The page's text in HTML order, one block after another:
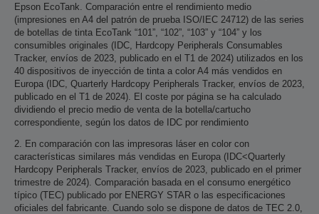
Epson EcoTank. Comparación entre el rendimiento medio
(impresiones en A4 del patrón de prueba ISO/IEC 24712) de las series
de botellas de tinta EcoTank “101”, “102”, “103” y “104” y los
consumibles originales (IDC, Hardcopy Peripherals Consumables
Tracker, envíos de 2023, publicado en el T1 de 2024) utilizados en los
40 dispositivos de inyección de tinta a color A4 más vendidos en
Europa (IDC, Quarterly Hardcopy Peripherals Tracker, envíos de 2023,
publicado en el T1 de 2024). El coste por página se ha calculado
dividiendo el precio medio de venta de la botella/cartucho
correspondiente, según los datos de IDC por rendimiento
2. En comparación con las impresoras láser en color con
características similares más vendidas en Europa (IDC<Quarterly
Hardcopy Peripherals Tracker, envíos de 2023, publicado en el primer
trimestre de 2024). Comparación basada en el consumo energético
típico (TEC) publicado por ENERGY STAR o las especificaciones
oficiales del fabricante. Cuando solo se dispone de datos de TEC 2.0,